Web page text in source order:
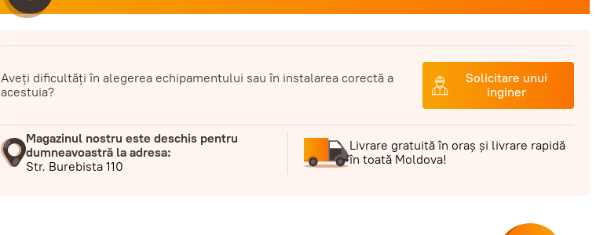
Aveți dificultăți în alegerea echipamentului sau în instalarea corectă a
acestuia?
Solicitare unui
inginer
Magazinul nostru este deschis pentru
dumneavoastră la adresa:
Str. Burebista 110
Livrare gratuită în oraș și livrare rapidă
în toată Moldova!